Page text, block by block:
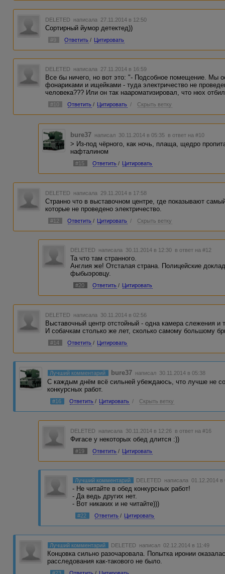
DELETED написала 27.11.2014 в 12:50
Сортирный йумор детектед))
#9 Ответить / Цитировать
DELETED написала 27.11.2014 в 16:59
Все бы ничего, но вот это: "- Подсобное помещение. Мы
фонариками и ищейками - туда электричество не
человека??? Или он так наароматизировал, что нюх
#10 Ответить / Цитировать / Скрыть ветку
bure37 написал 30.11.2014 в 05:35 в ответ на #10
> Из-под чёрного, как ночь, плаща, щедро
нафталином
#15 Ответить / Цитировать
DELETED написала 29.11.2014 в 17:58
Странно что в выставочном центре, где показывают
которые не проведено электричество.
#12 Ответить / Цитировать / Скрыть ветку
DELETED написала 30.11.2014 в 12:30 в ответ на #12
Та что там странного.
Англия же! Отсталая страна. Полицейские
фыбыэровцу.
#20 Ответить / Цитировать
DELETED написала 30.11.2014 в 02:56
Выставочный центр отстойный - одна камера слежения и
И собачкам столько же лет, сколько самому большому
#14 Ответить / Цитировать
Лучший комментарий bure37 написал 30.11.2014 в 05:38
С каждым днём всё сильней убеждаюсь, что лучше не
конкурсных работ.
#16 Ответить / Цитировать / Скрыть ветку
DELETED написала 30.11.2014 в 12:26 в ответ на #16
Фигасе у некоторых обед длится :))
#19 Ответить / Цитировать
Лучший комментарий DELETED написала 01.12.2014
- Не читайте в обед конкурсных работ!
- Да ведь других нет.
- Вот никаких и не читайте)))
#22 Ответить / Цитировать
Лучший комментарий DELETED написал 02.12.2014 в 11:49
Концовка сильно разочаровала. Попытка иронии
расследования как-такового не было.